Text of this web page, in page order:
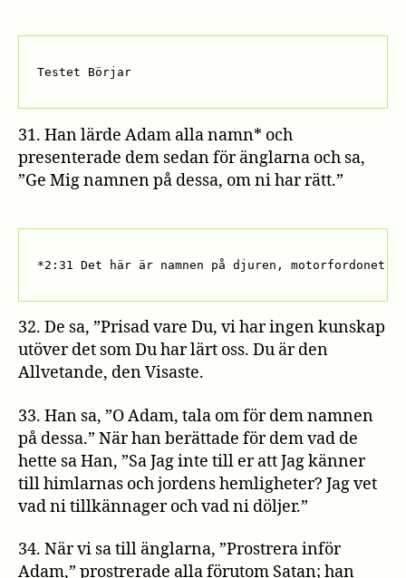
Testet Börjar
31. Han lärde Adam alla namn* och
presenterade dem sedan för änglarna och sa,
”Ge Mig namnen på dessa, om ni har rätt.”
*2:31 Det här är namnen på djuren, motorfordonet,
32. De sa, ”Prisad vare Du, vi har ingen kunskap
utöver det som Du har lärt oss. Du är den
Allvetande, den Visaste.
33. Han sa, ”O Adam, tala om för dem namnen
på dessa.” När han berättade för dem vad de
hette sa Han, ”Sa Jag inte till er att Jag känner
till himlarnas och jordens hemligheter? Jag vet
vad ni tillkännager och vad ni döljer.”
34. När vi sa till änglarna, ”Prostrera inför
Adam,” prostrerade alla förutom Satan; han